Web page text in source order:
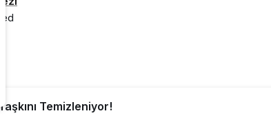
meydana gelen büyük bir atık su
Temizleniyor!